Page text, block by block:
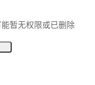
暂无权限或已删除